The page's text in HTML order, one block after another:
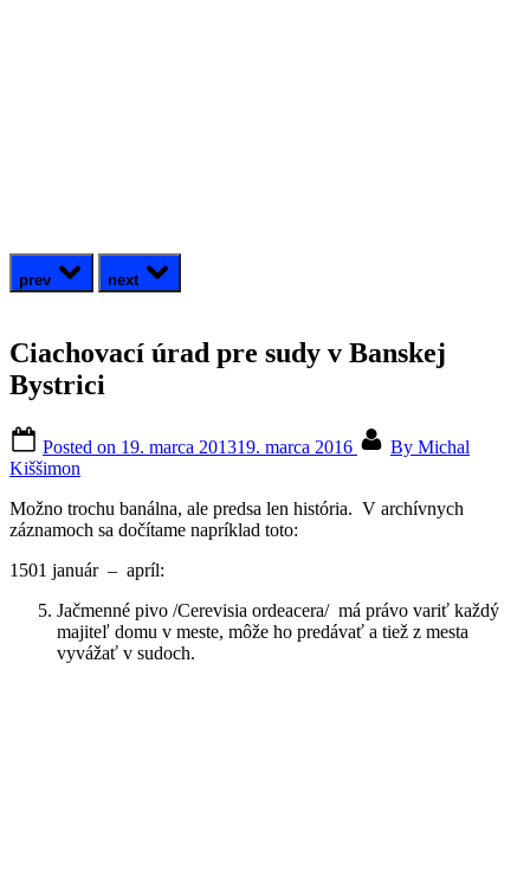
prev next
Ciachovací úrad pre sudy v Banskej
Bystrici
Posted on 19. marca 201319. marca 2016 By Michal
Kiššimon
Možno trochu banálna, ale predsa len história. V archívnych
záznamoch sa dočítame napríklad toto:
1501 január – apríl:
Jačmenné pivo /Cerevisia ordeacera/ má právo variť každý
majiteľ domu v meste, môže ho predávať a tiež z mesta
vyvážať v sudoch.